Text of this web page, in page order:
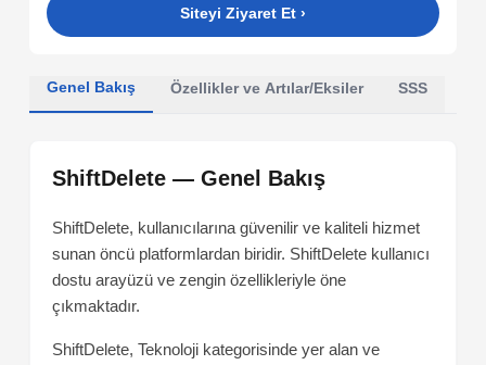
Siteyi Ziyaret Et ›
Genel Bakış Özellikler ve Artılar/Eksiler SSS
ShiftDelete — Genel Bakış
ShiftDelete, kullanıcılarına güvenilir ve kaliteli hizmet
sunan öncü platformlardan biridir. ShiftDelete kullanıcı
dostu arayüzü ve zengin özellikleriyle öne
çıkmaktadır.
ShiftDelete, Teknoloji kategorisinde yer alan ve